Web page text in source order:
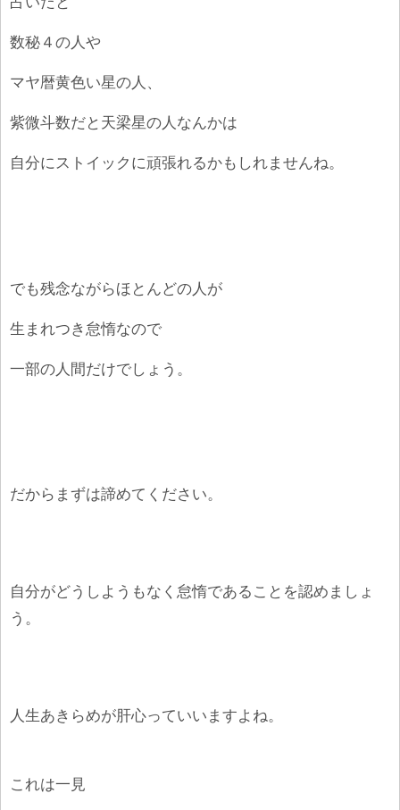
数秘４の人や
マヤ暦黄色い星の人、
紫微斗数だと天梁星の人なんかは
自分にストイックに頑張れるかもしれませんね。
でも残念ながらほとんどの人が
生まれつき怠惰なので
一部の人間だけでしょう。
だからまずは諦めてください。
自分がどうしようもなく怠惰であることを認めましょ
う。
人生あきらめが肝心っていいますよね。
これは一見